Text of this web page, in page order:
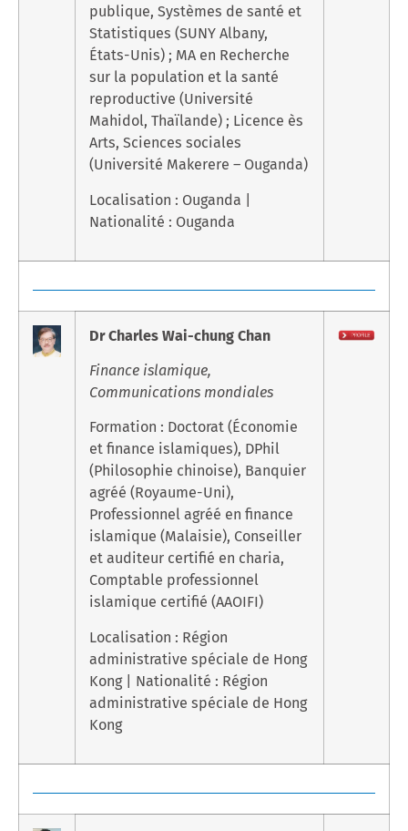
publique, Systèmes de santé et
Statistiques (SUNY Albany,
États-Unis) ; MA en Recherche
sur la population et la santé
reproductive (Université
Mahidol, Thaïlande) ; Licence ès
Arts, Sciences sociales
(Université Makerere – Ouganda)
Localisation : Ouganda |
Nationalité : Ouganda
Dr Charles Wai-chung Chan
Finance islamique,
Communications mondiales
Formation : Doctorat (Économie
et finance islamiques), DPhil
(Philosophie chinoise), Banquier
agréé (Royaume-Uni),
Professionnel agréé en finance
islamique (Malaisie), Conseiller
et auditeur certifié en charia,
Comptable professionnel
islamique certifié (AAOIFI)
Localisation : Région
administrative spéciale de Hong
Kong | Nationalité : Région
administrative spéciale de Hong
Kong